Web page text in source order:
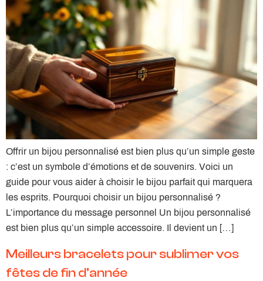
Offrir un bijou personnalisé est bien plus qu’un simple geste
: c’est un symbole d’émotions et de souvenirs. Voici un
guide pour vous aider à choisir le bijou parfait qui marquera
les esprits. Pourquoi choisir un bijou personnalisé ?
L’importance du message personnel Un bijou personnalisé
est bien plus qu’un simple accessoire. Il devient un […]
Meilleurs bracelets pour sublimer vos
fêtes de fin d’année